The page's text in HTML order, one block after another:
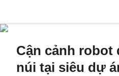
Cận cảnh robot
núi tại siêu dự